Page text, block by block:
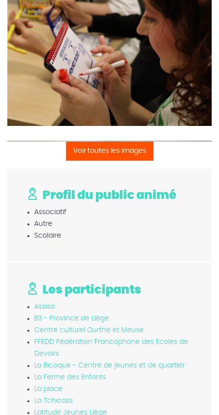
Profil du public animé
Associatif
Autre
Scolaire
Les participants
Assisa
B3 - Province de Liège
Centre culturel Ourthe et Meuse
FFEDD Fédération Francophone des Ecoles de
Devoirs
La Bicoque - Centre de jeunes et de quartier
La Ferme des Enfants
La place
La Tchicass
Latitude Jeunes Liège
Voir toutes les images